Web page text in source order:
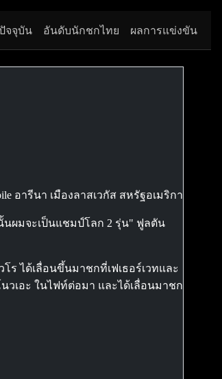
จจุบัน อันดับนักชกไทย ผลการแข่งขัน
อารีนา เมืองลาสเวกัส สหรัฐอเมริกา
นผมจะเป็นแชมป์โลก 2 รุ่น" ฟูลตัน
ได้เลื่อนขึ้นมาชกที่เฟเธอร์เวทและ
วเอะ ในไฟท์ต่อมา และได้เลื่อนมาชก